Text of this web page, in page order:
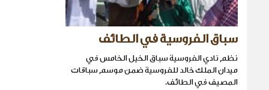
سباق الفروسية في الطائف
نظم نادي الفروسية سباق الخيل الخامس في
ميدان الملك خالد للفروسية ضمن موسم سباقات
المصيف في الطائف.